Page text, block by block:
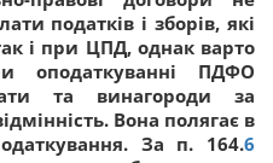
податків і зборів, які
і при ЦПД, однак варто
оподаткуванні ПДФО
та винагороди за
Вона полягає в
За п. 164.6